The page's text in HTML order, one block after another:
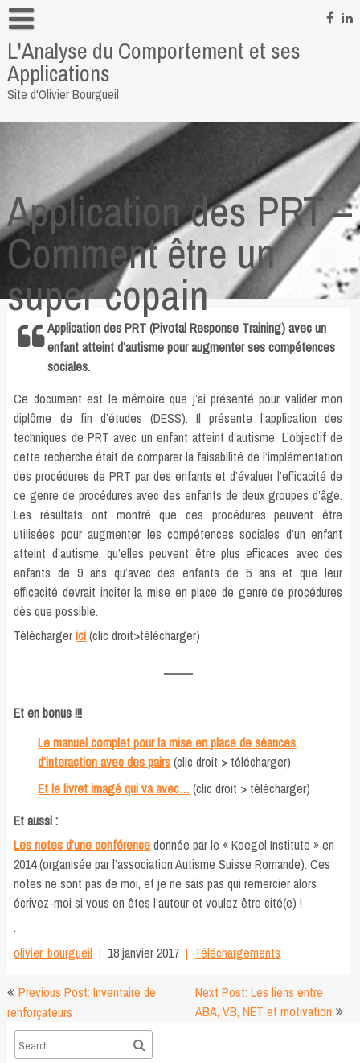
Skip
to
contentInformations personnelles
Pour me contacter
Quelques liens
L'Analyse du Comportement et ses
Applications
Site d'Olivier Bourgueil
Application des PRT –
Comment être un
super copain
Application des PRT (Pivotal Response Training) avec un
enfant atteint d’autisme pour augmenter ses compétences
sociales.
Ce document est le mémoire que j’ai présenté pour valider mon
diplôme de fin d’études (DESS). Il présente l’application des
techniques de PRT avec un enfant atteint d’autisme. L’objectif de
cette recherche était de comparer la faisabilité de l’implémentation
des procédures de PRT par des enfants et d’évaluer l’efficacité de
ce genre de procédures avec des enfants de deux groupes d’âge.
Les résultats ont montré que ces procédures peuvent être
utilisées pour augmenter les compétences sociales d’un enfant
atteint d’autisme, qu’elles peuvent être plus efficaces avec des
enfants de 9 ans qu’avec des enfants de 5 ans et que leur
efficacité devrait inciter la mise en place de genre de procédures
dès que possible.
Téléchargerici(clic droit>télécharger)
Et en bonus !!!
Le manuel complet pour la mise en place de séances
d’interaction avec des pairs (clic droit > télécharger)
Et le livret imagé qui va avec… (clic droit > télécharger)
Et aussi :
Les notes d’une conférencedonnée par le « Koegel Institute » en
2014 (organisée par l’association Autisme Suisse Romande). Ces
notes ne sont pas de moi, et je ne sais pas qui remercier alors
écrivez-moi si vous en êtes l’auteur et voulez être cité(e) !
.
olivier_bourgueil
18 janvier 2017 Téléchargements
Navigation
de
l’article
Previous Post: Inventaire de
renforçateurs
Next Post: Les liens entre
ABA, VB, NET et motivation